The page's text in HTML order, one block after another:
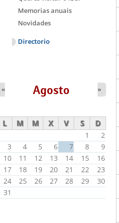
Memorias anuais
Novidades
Directorio
Agosto
« »
L M M X V S D
1
2
3
4 5 6 7 8
9
10
11 12 13 14 15
16
17
18 19 20 21 22
23
24
25 26 27 28 29
30
31